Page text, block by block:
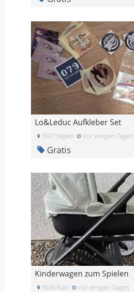
Lo&Leduc Aufkleber Set
3507 Biglen Vor einigen Tagen
Gratis
Kinderwagen zum Spielen
6026 Rain Vor einigen Tagen